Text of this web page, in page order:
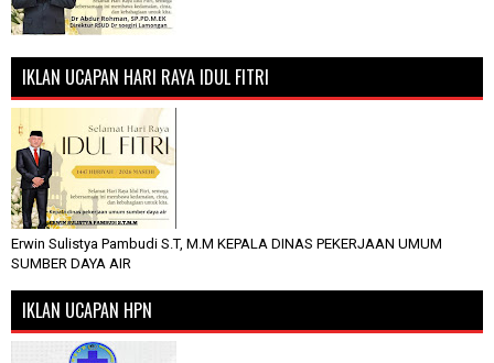
IKLAN UCAPAN HARI RAYA IDUL FITRI
Erwin Sulistya Pambudi S.T, M.M KEPALA DINAS PEKERJAAN UMUM
SUMBER DAYA AIR
IKLAN UCAPAN HPN